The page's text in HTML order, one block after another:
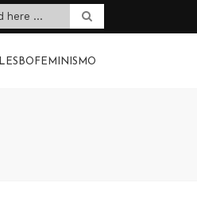
LESBOFEMINISMO